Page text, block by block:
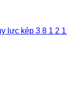
lực kép 3 8 1 2